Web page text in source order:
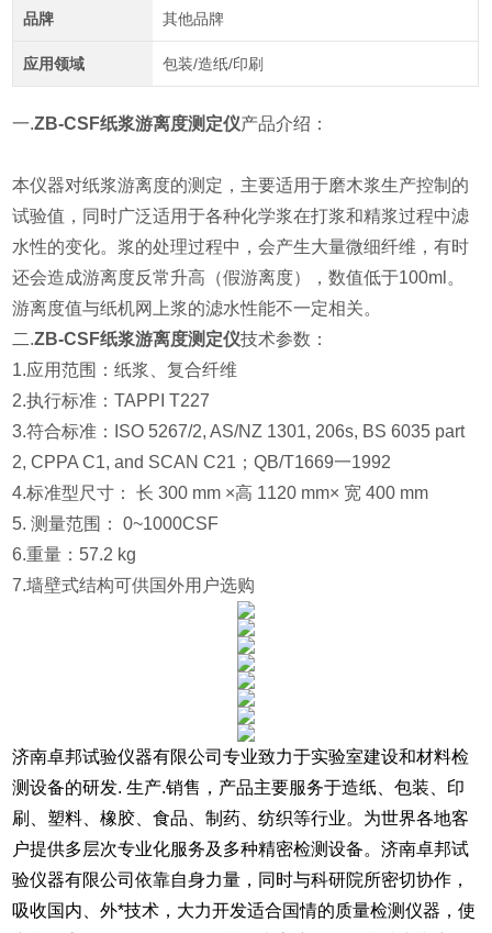
品牌 其他品牌
应用领域 包装/造纸/印刷
一.ZB-CSF纸浆游离度测定仪产品介绍：
本仪器对纸浆游离度的测定，主要适用于磨木浆生产控制的
试验值，同时广泛适用于各种化学浆在打浆和精浆过程中滤
水性的变化。浆的处理过程中，会产生大量微细纤维，有时
还会造成游离度反常升高（假游离度），数值低于100ml。
游离度值与纸机网上浆的滤水性能不一定相关。
二.ZB-CSF纸浆游离度测定仪技术参数：
1.应用范围：纸浆、复合纤维
2.执行标准：TAPPI T227
3.符合标准：ISO 5267/2, AS/NZ 1301, 206s, BS 6035 part
2, CPPA C1, and SCAN C21；QB/T1669一1992
4.标准型尺寸： 长 300 mm ×高 1120 mm× 宽 400 mm
5. 测量范围： 0~1000CSF
6.重量：57.2 kg
7.墙壁式结构可供国外用户选购
济南卓邦试验仪器有限公司专业致力于实验室建设和材料检
测设备的研发. 生产.销售，产品主要服务于造纸、包装、印
刷、塑料、橡胶、食品、制药、纺织等行业。为世界各地客
户提供多层次专业化服务及多种精密检测设备。济南卓邦试
验仪器有限公司依靠自身力量，同时与科研院所密切协作，
吸收国内、外*技术，大力开发适合国情的质量检测仪器，使